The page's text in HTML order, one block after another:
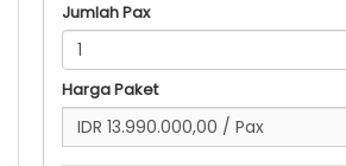
Jumlah Pax
Harga Paket